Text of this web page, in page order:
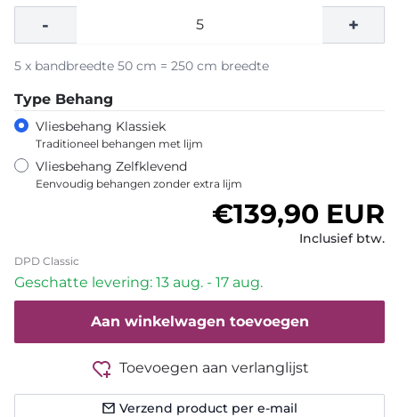
- +
5 x bandbreedte 50 cm = 250 cm breedte
Type Behang
Vliesbehang Klassiek
Traditioneel behangen met lijm
Vliesbehang Zelfklevend
Eenvoudig behangen zonder extra lijm
Normale prijs
€139,90 EUR
Inclusief btw.
DPD Classic
Geschatte levering: 13 aug. - 17 aug.
Aan winkelwagen toevoegen
Toevoegen aan verlanglijst
Verzend product per e-mail